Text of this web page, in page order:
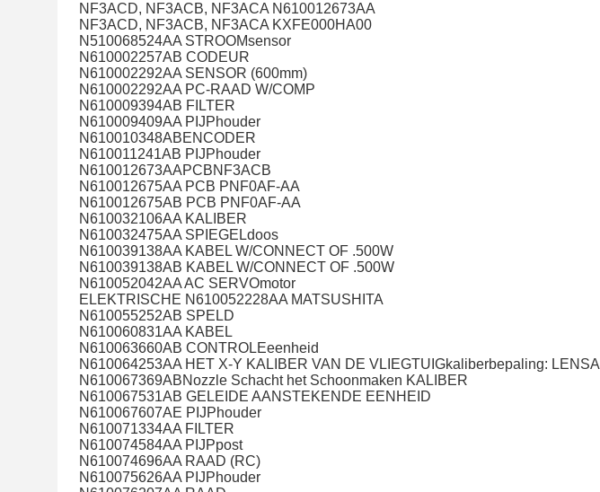
NF3ACD, NF3ACB, NF3ACA N610012673AA
NF3ACD, NF3ACB, NF3ACA KXFE000HA00
N510068524AA STROOMsensor
N610002257AB CODEUR
N610002292AA SENSOR (600mm)
N610002292AA PC-RAAD W/COMP
N610009394AB FILTER
N610009409AA PIJPhouder
N610010348ABENCODER
N610011241AB PIJPhouder
N610012673AAPCBNF3ACB
N610012675AA PCB PNF0AF-AA
N610012675AB PCB PNF0AF-AA
N610032106AA KALIBER
N610032475AA SPIEGELdoos
N610039138AA KABEL W/CONNECT OF .500W
N610039138AB KABEL W/CONNECT OF .500W
N610052042AA AC SERVOmotor
ELEKTRISCHE N610052228AA MATSUSHITA
N610055252AB SPELD
N610060831AA KABEL
N610063660AB CONTROLEeenheid
N610064253AA HET X-Y KALIBER VAN DE VLIEGTUIGkaliberbepaling: LENSA
N610067369ABNozzle Schacht het Schoonmaken KALIBER
N610067531AB GELEIDE AANSTEKENDE EENHEID
N610067607AE PIJPhouder
N610071334AA FILTER
N610074584AA PIJPpost
N610074696AA RAAD (RC)
N610075626AA PIJPhouder